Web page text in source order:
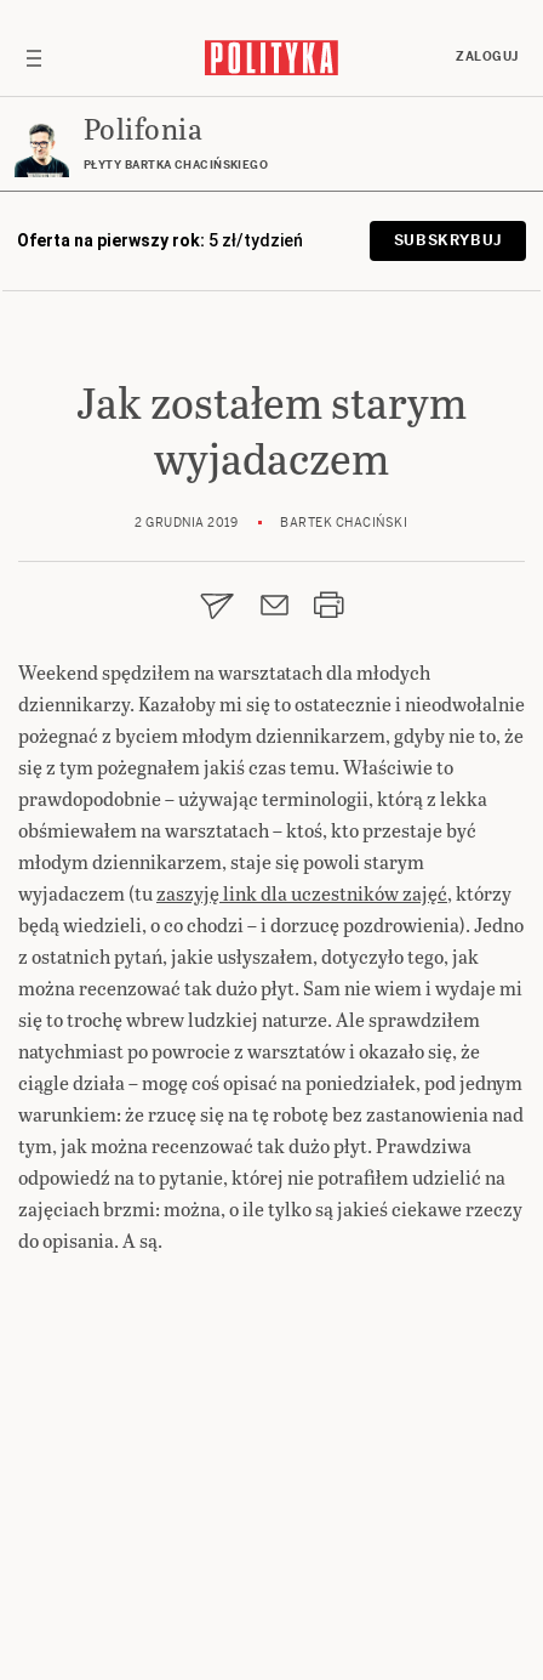
ZALOGUJ
Polifonia
PŁYTY BARTKA CHACIŃSKIEGO
Oferta na pierwszy rok: 5 zł/tydzień SUBSKRYBUJ
Jak zostałem starym
wyjadaczem
2 GRUDNIA 2019 BARTEK CHACIŃSKI
Weekend spędziłem na warsztatach dla młodych
dziennikarzy. Kazałoby mi się to ostatecznie i nieodwołalnie
pożegnać z byciem młodym dziennikarzem, gdyby nie to, że
się z tym pożegnałem jakiś czas temu. Właściwie to
prawdopodobnie – używając terminologii, którą z lekka
obśmiewałem na warsztatach – ktoś, kto przestaje być
młodym dziennikarzem, staje się powoli starym
wyjadaczem (tuzaszyję link dla uczestników zajęć, którzy
będą wiedzieli, o co chodzi – i dorzucę pozdrowienia). Jedno
z ostatnich pytań, jakie usłyszałem, dotyczyło tego, jak
można recenzować tak dużo płyt. Sam nie wiem i wydaje mi
się to trochę wbrew ludzkiej naturze. Ale sprawdziłem
natychmiast po powrocie z warsztatów i okazało się, że
ciągle działa – mogę coś opisać na poniedziałek, pod jednym
warunkiem: że rzucę się na tę robotę bez zastanowienia nad
tym, jak można recenzować tak dużo płyt. Prawdziwa
odpowiedź na to pytanie, której nie potrafiłem udzielić na
zajęciach brzmi: można, o ile tylko są jakieś ciekawe rzeczy
do opisania. A są.